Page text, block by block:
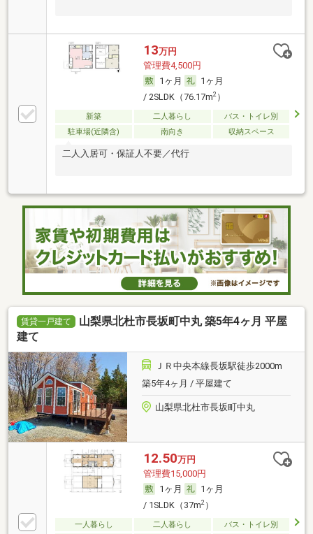
13万円
管理費4,500円
1ヶ月
1ヶ月
/ 2SLDK（76.17m2）
新築 二人暮らし
バス・トイレ別
駐車場(近隣含)
南向き 収納スペース
二人入居可・保証人不要／代行
賃貸一戸建て
山梨県北杜市長坂町中丸 築5年4ヶ月 平屋
建て
ＪＲ中央本線長坂駅徒歩2000m
築5年4ヶ月 / 平屋建て
山梨県北杜市長坂町中丸
12.50万円
管理費15,000円
1ヶ月
1ヶ月
/ 1SLDK（37m2）
一人暮らし 二人暮らし
バス・トイレ別